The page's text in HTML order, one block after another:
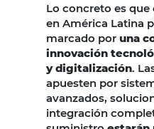
Lo concreto es
en América Latina
marcado por una
innovación
y digitalización.
apuesten por
avanzados,
integración